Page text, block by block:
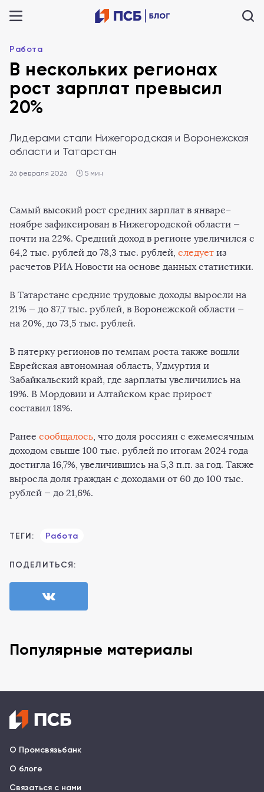
Работа
В нескольких регионах
рост зарплат превысил
20%
Лидерами стали Нижегородская и Воронежская
области и Татарстан
26 февраля 2026 🕒 5 мин
Самый высокий рост средних зарплат в январе–
ноябре зафиксирован в Нижегородской области —
почти на 22%. Средний доход в регионе увеличился с
64,2 тыс. рублей до 78,3 тыс. рублей, следует из
расчетов РИА Новости на основе данных статистики.
В Татарстане средние трудовые доходы выросли на
21% — до 87,7 тыс. рублей, в Воронежской области —
на 20%, до 73,5 тыс. рублей.
В пятерку регионов по темпам роста также вошли
Еврейская автономная область, Удмуртия и
Забайкальский край, где зарплаты увеличились на
19%. В Мордовии и Алтайском крае прирост
составил 18%.
Ранее сообщалось, что доля россиян с ежемесячным
доходом свыше 100 тыс. рублей по итогам 2024 года
достигла 16,7%, увеличившись на 5,3 п.п. за год. Также
выросла доля граждан с доходами от 60 до 100 тыс.
рублей — до 21,6%.
ТЕГИ: Работа
ПОДЕЛИТЬСЯ:
Популярные материалы
О Промсвязьбанк
О блоге
Связаться с нами